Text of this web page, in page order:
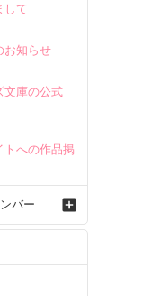
して
お知らせ
文庫の公式
への作品掲
バー